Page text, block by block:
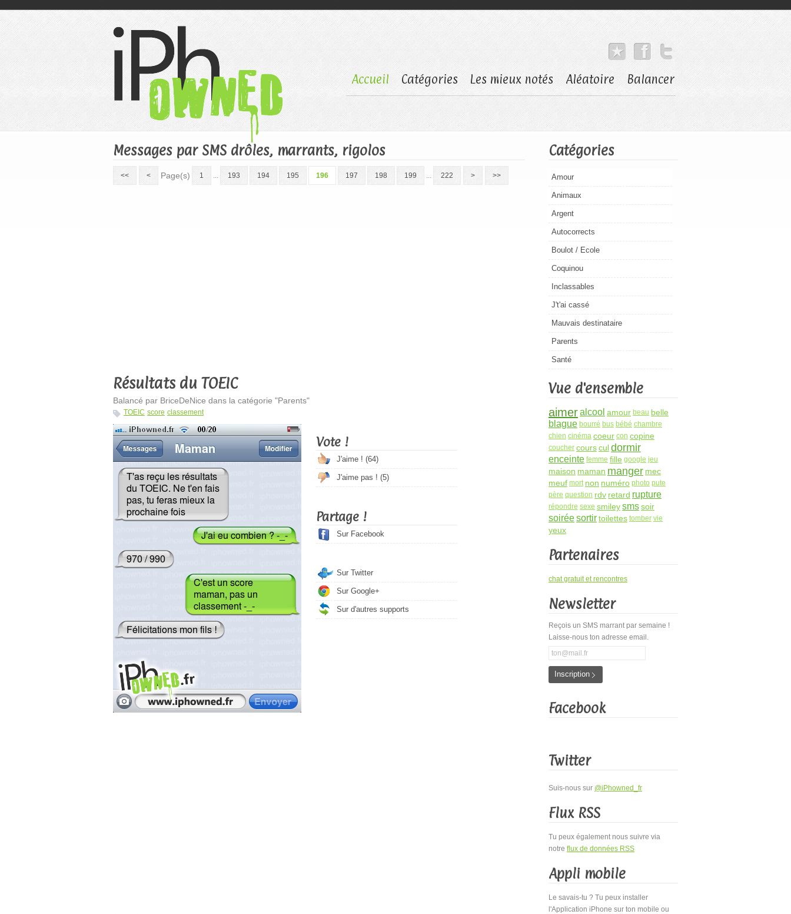
Accueil Catégories Les mieux notés Aléatoire Balancer
Messages par SMS drôles, marrants, rigolos
<< < Page(s) 1 ... 193 194 195 196 197 198 199 ... 222 > >>
Résultats du TOEIC
Balancé par BriceDeNice dans la catégorie "Parents"
TOEIC score classement
Vote !
J'aime ! (64)
J'aime pas ! (5)
Partage !
Sur Facebook
Sur Twitter
Sur Google+
Sur d'autres supports
Catégories
Amour
Animaux
Argent
Autocorrects
Boulot / Ecole
Coquinou
Inclassables
J't'ai cassé
Mauvais destinataire
Parents
Santé
Vue d'ensemble
aimeralcool amour beau belle
blague bourré bus bébé chambre
chien cinéma coeur con copine
coucher coursculdormir
enceinte femme fille google jeu
maison maman manger mec
meuf mort non numéro photo pute
père question rdv retard rupture
répondre sexe smileysmssoir
soiréesortirtoilettes tomber vie
yeux
Partenaires
chat gratuit et rencontres
Newsletter
Reçois un SMS marrant par semaine !
Laisse-nous ton adresse email.
Inscription
Facebook
Twitter
Suis-nous sur @iPhowned_fr
Flux RSS
Tu peux également nous suivre via
notre flux de données RSS
Appli mobile
Le savais-tu ? Tu peux installer
l'Application iPhone sur ton mobile ou